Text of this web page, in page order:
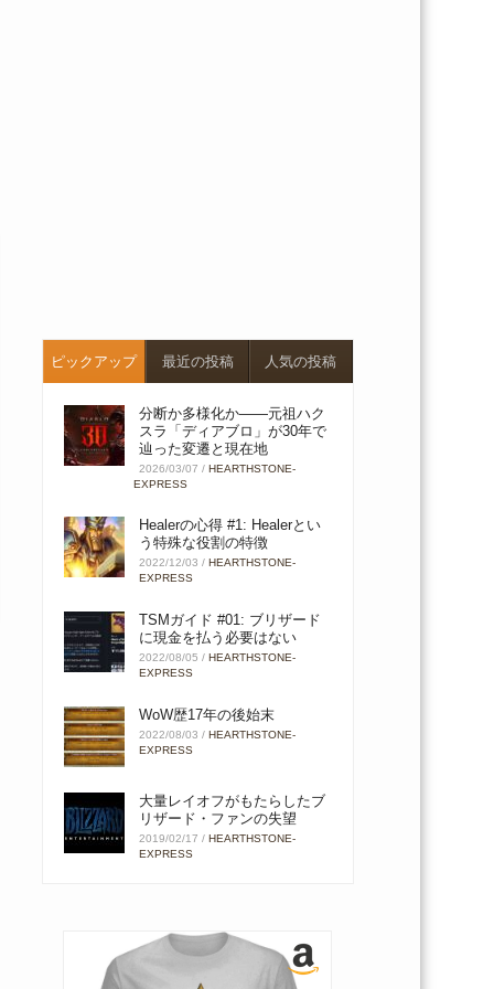
ピックアップ 最近の投稿 人気の投稿
分断か多様化か――元祖ハク
スラ「ディアブロ」が30年で
辿った変遷と現在地
2026/03/07 /HEARTHSTONE-
EXPRESS
Healerの心得 #1: Healerとい
う特殊な役割の特徴
2022/12/03 / HEARTHSTONE-
EXPRESS
TSMガイド #01: ブリザード
に現金を払う必要はない
2022/08/05 /HEARTHSTONE-
EXPRESS
WoW歴17年の後始末
2022/08/03 /HEARTHSTONE-
EXPRESS
大量レイオフがもたらしたブ
リザード・ファンの失望
2019/02/17 /HEARTHSTONE-
EXPRESS